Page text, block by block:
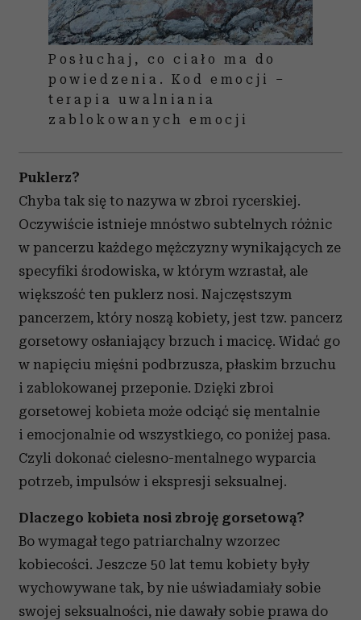
Posłuchaj, co ciało ma do
powiedzenia. Kod emocji –
terapia uwalniania
zablokowanych emocji
Puklerz?
Chyba tak się to nazywa w zbroi rycerskiej.
Oczywiście istnieje mnóstwo subtelnych różnic
w pancerzu każdego mężczyzny wynikających ze
specyfiki środowiska, w którym wzrastał, ale
większość ten puklerz nosi. Najczęstszym
pancerzem, który noszą kobiety, jest tzw. pancerz
gorsetowy osłaniający brzuch i macicę. Widać go
w napięciu mięśni podbrzusza, płaskim brzuchu
i zablokowanej przeponie. Dzięki zbroi
gorsetowej kobieta może odciąć się mentalnie
i emocjonalnie od wszystkiego, co poniżej pasa.
Czyli dokonać cielesno-mentalnego wyparcia
potrzeb, impulsów i ekspresji seksualnej.
Dlaczego kobieta nosi zbroję gorsetową?
Bo wymagał tego patriarchalny wzorzec
kobiecości. Jeszcze 50 lat temu kobiety były
wychowywane tak, by nie uświadamiały sobie
swojej seksualności, nie dawały sobie prawa do